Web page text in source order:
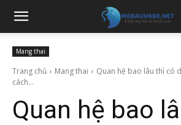
Mang thai
Trang chủ Mang thai
Quan hệ bao lâu thì có
cách...
Quan hệ bao